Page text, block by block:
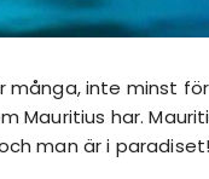
inte minst
Mauritius har.
man är i